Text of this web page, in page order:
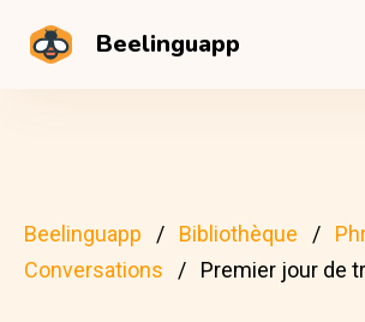
Beelinguapp
Beelinguapp Bibliothèque
Conversations
Premier jour de